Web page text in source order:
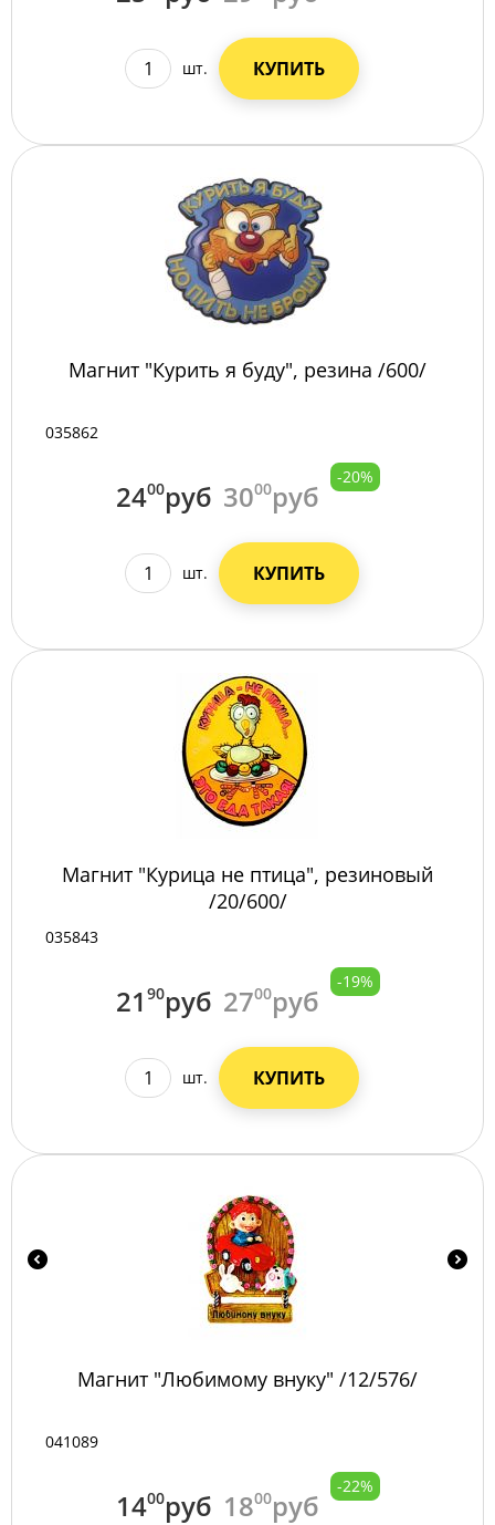
шт. КУПИТЬ
Магнит "Курить я буду", резина /600/
035862
2400руб 3000руб
-20%
шт. КУПИТЬ
Магнит "Курица не птица", резиновый
/20/600/
035843
21 90руб 2700руб
-19%
шт. КУПИТЬ
Магнит "Любимому внуку" /12/576/
041089
1400руб 1800руб
-22%